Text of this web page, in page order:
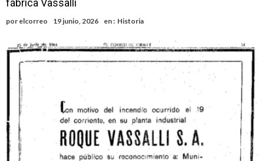
adultos mayores
Colecta solidaria de juguetes en Firmat para el EPI y el Hospital
Vilela
fábrica Vassalli
por elcorreo 19 junio, 2026 en : Historia